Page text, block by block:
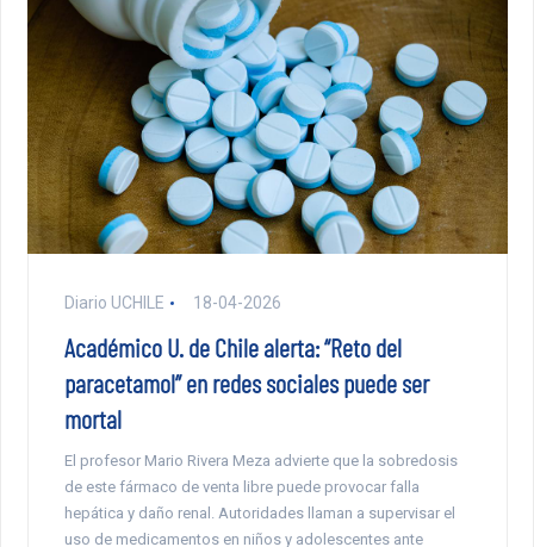
Diario UCHILE 18-04-2026
Académico U. de Chile alerta: “Reto del
paracetamol” en redes sociales puede ser
mortal
El profesor Mario Rivera Meza advierte que la sobredosis
de este fármaco de venta libre puede provocar falla
hepática y daño renal. Autoridades llaman a supervisar el
uso de medicamentos en niños y adolescentes ante